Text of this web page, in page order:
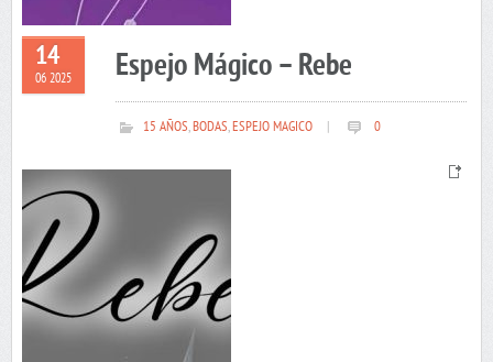
14
06 2025 Espejo Mágico – Rebe
15 AÑOS,BODAS,ESPEJO MAGICO 0